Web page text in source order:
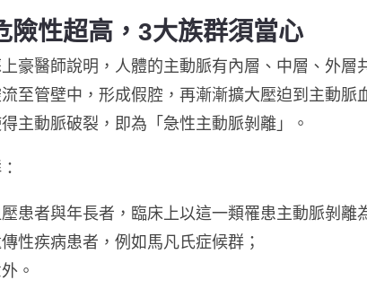
險性超高， 3大族群須當心
豪醫師說明，人體的主動脈有內層、中層、外層
至管壁中，形成假腔，再漸漸擴大壓迫到主動脈
主動脈破裂，即為「急性主動脈剝離」。
患者與年長者，臨床上以這一類罹患主動脈剝離
性疾病患者，例如馬凡氏症候群；
。